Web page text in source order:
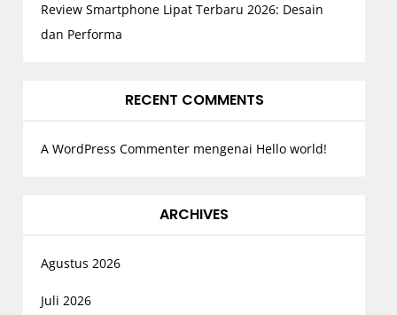
Review Smartphone Lipat Terbaru 2026: Desain
dan Performa
RECENT COMMENTS
A WordPress Commentermengenai Hello world!
ARCHIVES
Agustus 2026
Juli 2026